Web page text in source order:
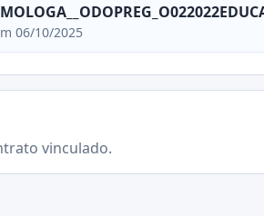
06/10/2025
vinculado.